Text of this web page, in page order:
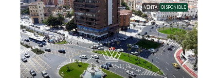
VENTA DISPONIBLE